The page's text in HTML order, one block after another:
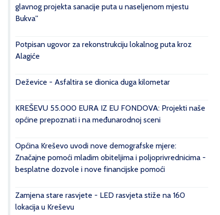
glavnog projekta sanacije puta u naseljenom mjestu
Bukva''
Potpisan ugovor za rekonstrukciju lokalnog puta kroz
Alagiće
Deževice - Asfaltira se dionica duga kilometar
KREŠEVU 55.000 EURA IZ EU FONDOVA: Projekti naše
općine prepoznati i na međunarodnoj sceni
Općina Kreševo uvodi nove demografske mjere:
Značajne pomoći mladim obiteljima i poljoprivrednicima -
besplatne dozvole i nove financijske pomoći
Zamjena stare rasvjete - LED rasvjeta stiže na 160
lokacija u Kreševu